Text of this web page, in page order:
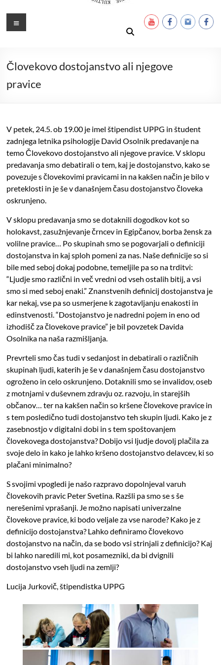
Ustanova Petra Pavla Glavarja
Meni
Človekovo dostojanstvo ali njegove
pravice
V petek, 24.5. ob 19.00 je imel štipendist UPPG in študent
zadnjega letnika psihologije David Osolnik predavanje na
temo Človekovo dostojanstvo ali njegove pravice. V sklopu
predavanja smo debatirali o tem, kaj je dostojanstvo, kako se
povezuje s človekovimi pravicami in na kakšen način je bilo v
preteklosti in je še v današnjem času dostojanstvo človeka
oskrunjeno.
V sklopu predavanja smo se dotaknili dogodkov kot so
holokavst, zasužnjevanje črncev in Egipčanov, borba žensk za
volilne pravice… Po skupinah smo se pogovarjali o definiciji
dostojanstva in kaj sploh pomeni za nas. Naše definicije so si
bile med seboj dokaj podobne, temeljile pa so na trditvi:
“Ljudje smo različni in več vredni od vseh ostalih bitij, a vsi
smo si med seboj enaki.” Znanstvenih definicij dostojanstva je
kar nekaj, vse pa so usmerjene k zagotavljanju enakosti in
edinstvenosti. “Dostojanstvo je nadredni pojem in eno od
izhodišč za človekove pravice” je bil povzetek Davida
Osolnika na naša razmišljanja.
Prevrteli smo čas tudi v sedanjost in debatirali o različnih
skupinah ljudi, katerih je še v današnjem času dostojanstvo
ogroženo in celo oskrunjeno. Dotaknili smo se invalidov, oseb
z motnjami v duševnem zdravju oz. razvoju, in starejših
občanov… ter na kakšen način so kršene človekove pravice in
s tem posledično tudi dostojanstvo teh skupin ljudi. Kako je z
zasebnostjo v digitalni dobi in s tem spoštovanjem
človekovega dostojanstva? Dobijo vsi ljudje dovolj plačila za
svoje delo in kako je lahko kršeno dostojanstvo delavcev, ki so
plačani minimalno?
S svojimi vpogledi je našo razpravo dopolnjeval varuh
človekovih pravic Peter Svetina. Razšli pa smo se s še
nerešenimi vprašanji. Je možno napisati univerzalne
človekove pravice, ki bodo veljale za vse narode? Kako je z
definicijo dostojanstva? Lahko definiramo človekovo
dostojanstvo na način, da se bodo vsi strinjali z definicijo? Kaj
bi lahko naredili mi, kot posamezniki, da bi dvignili
dostojanstvo vseh ljudi na zemlji?
Lucija Jurkovič, štipendistka UPPG